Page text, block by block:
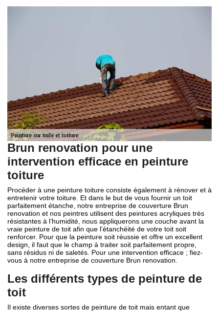
Brun renovation pour une
intervention efficace en peinture
toiture
Procéder à une peinture toiture consiste également à rénover et à
entretenir votre toiture. Et dans le but de vous fournir un toit
parfaitement étanche, notre entreprise de couverture Brun
renovation et nos peintres utilisent des peintures acryliques très
résistantes à l’humidité, nous appliquerons une couche avant la
vraie peinture de toit afin que l’étanchéité de votre toit soit
renforcer. Pour que la peinture soit réussie et offre un excellent
design, il faut que le champ à traiter soit parfaitement propre,
sans résidus ni de saletés. Pour une intervention efficace ; fiez-
vous à notre entreprise de couverture Brun renovation.
Les différents types de peinture de
toit
Il existe diverses sortes de peinture de toit mais entant que